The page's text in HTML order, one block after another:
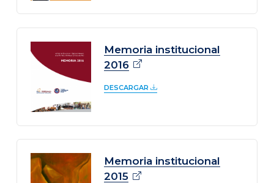
Memoria institucional
2016
DESCARGAR
Memoria institucional
2015